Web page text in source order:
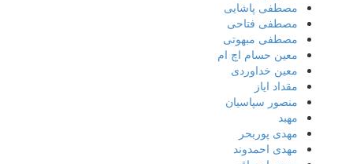
مصطفی پاشایی
مصطفی فتاحی
مصطفی مبهوتی
معین حسام اچ ام
معین خداوردی
مقداد ایاز
منصور سپاسیان
مهبد
مهدى پوربحر
مهدی احمدوند